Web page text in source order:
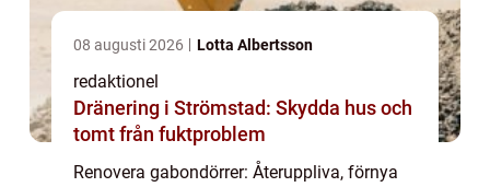
08 augusti 2026 Lotta Albertsson
redaktionel
Dränering i Strömstad: Skydda hus och
tomt från fuktproblem
Renovera gabondörrer: Återuppliva, förnya